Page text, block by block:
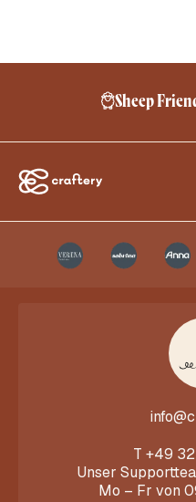
Sheep
T +49
Unser
Mo – Fr von